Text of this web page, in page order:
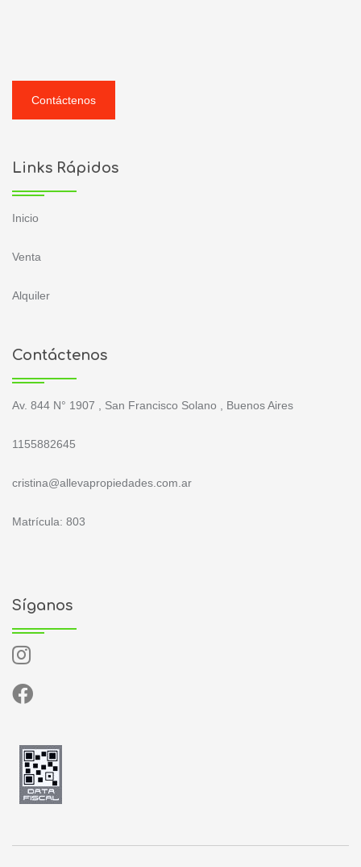
Contáctenos
Links Rápidos
Inicio
Venta
Alquiler
Contáctenos
Av. 844 N° 1907 , San Francisco Solano , Buenos Aires
1155882645
cristina@allevapropiedades.com.ar
Matrícula: 803
Síganos